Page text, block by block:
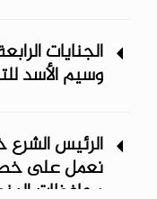
الجنايات
وسيم الأسد
الرئيس الشرع
نعمل على
محافظات